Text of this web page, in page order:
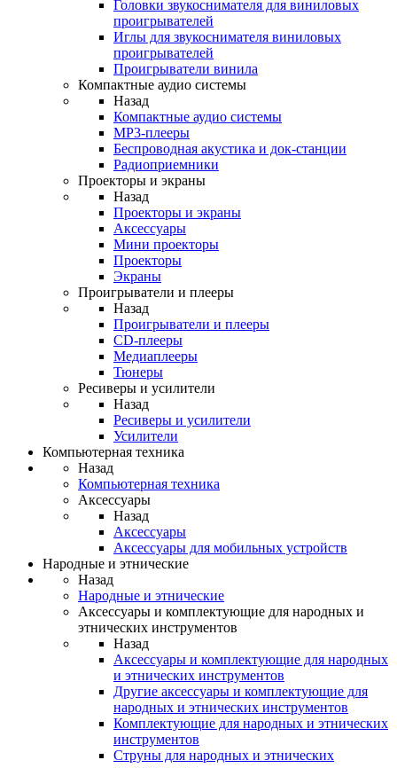
Головки звукоснимателя для виниловых
проигрывателей
Иглы для звукоснимателя виниловых
проигрывателей
Проигрыватели винила
Компактные аудио системы
Назад
Компактные аудио системы
MP3-плееры
Беспроводная акустика и док-станции
Радиоприемники
Проекторы и экраны
Назад
Проекторы и экраны
Аксессуары
Мини проекторы
Проекторы
Экраны
Проигрыватели и плееры
Назад
Проигрыватели и плееры
CD-плееры
Медиаплееры
Тюнеры
Ресиверы и усилители
Назад
Ресиверы и усилители
Усилители
Компьютерная техника
Назад
Компьютерная техника
Аксессуары
Назад
Аксессуары
Аксессуары для мобильных устройств
Народные и этнические
Назад
Народные и этнические
Аксессуары и комплектующие для народных и
этнических инструментов
Назад
Аксессуары и комплектующие для народных
и этнических инструментов
Другие аксессуары и комплектующие для
народных и этнических инструментов
Комплектующие для народных и этнических
инструментов
Струны для народных и этнических